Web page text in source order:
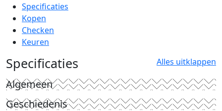
Specificaties
Kopen
Checken
Keuren
Specificaties Alles uitklappen
Algemeen
Geschiedenis